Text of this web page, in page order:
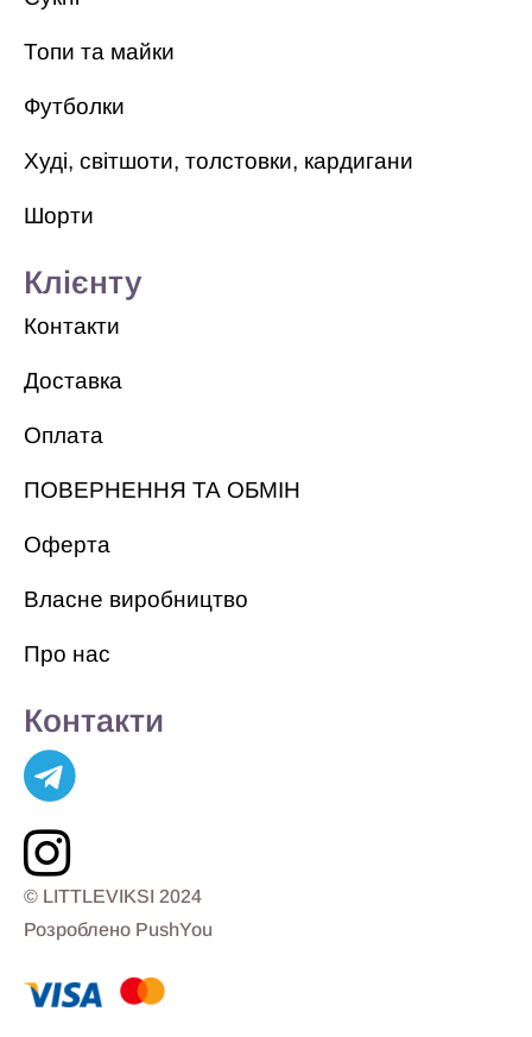
Топи та майки
Футболки
Худі, світшоти, толстовки, кардигани
Шорти
Клієнту
Контакти
Доставка
Оплата
ПОВЕРНЕННЯ ТА ОБМІН
Оферта
Власне виробництво
Про нас
Контакти
© LITTLEVIKSI 2024
Розроблено PushYou